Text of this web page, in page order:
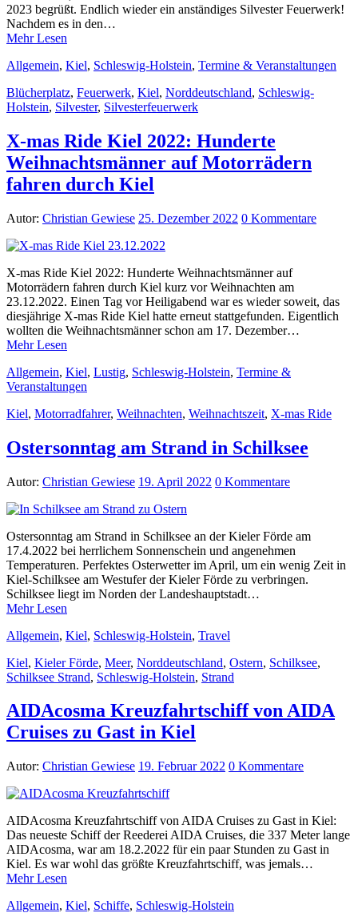
2023 begrüßt. Endlich wieder ein anständiges Silvester Feuerwerk!
Nachdem es in den…
Mehr Lesen
Allgemein, Kiel, Schleswig-Holstein, Termine & Veranstaltungen
Blücherplatz, Feuerwerk, Kiel, Norddeutschland, Schleswig-
Holstein, Silvester, Silvesterfeuerwerk
X-mas Ride Kiel 2022: Hunderte
Weihnachtsmänner auf Motorrädern
fahren durch Kiel
Autor: Christian Gewiese 25. Dezember 2022 0 Kommentare
X-mas Ride Kiel 2022: Hunderte Weihnachtsmänner auf
Motorrädern fahren durch Kiel kurz vor Weihnachten am
23.12.2022. Einen Tag vor Heiligabend war es wieder soweit, das
diesjährige X-mas Ride Kiel hatte erneut stattgefunden. Eigentlich
wollten die Weihnachtsmänner schon am 17. Dezember…
Mehr Lesen
Allgemein, Kiel, Lustig, Schleswig-Holstein, Termine &
Veranstaltungen
Kiel, Motorradfahrer, Weihnachten, Weihnachtszeit, X-mas Ride
Ostersonntag am Strand in Schilksee
Autor: Christian Gewiese 19. April 2022 0 Kommentare
Ostersonntag am Strand in Schilksee an der Kieler Förde am
17.4.2022 bei herrlichem Sonnenschein und angenehmen
Temperaturen. Perfektes Osterwetter im April, um ein wenig Zeit in
Kiel-Schilksee am Westufer der Kieler Förde zu verbringen.
Schilksee liegt im Norden der Landeshauptstadt…
Mehr Lesen
Allgemein, Kiel, Schleswig-Holstein, Travel
Kiel, Kieler Förde, Meer, Norddeutschland, Ostern, Schilksee,
Schilksee Strand, Schleswig-Holstein, Strand
AIDAcosma Kreuzfahrtschiff von AIDA
Cruises zu Gast in Kiel
Autor: Christian Gewiese 19. Februar 2022 0 Kommentare
AIDAcosma Kreuzfahrtschiff von AIDA Cruises zu Gast in Kiel:
Das neueste Schiff der Reederei AIDA Cruises, die 337 Meter lange
AIDAcosma, war am 18.2.2022 für ein paar Stunden zu Gast in
Kiel. Es war wohl das größte Kreuzfahrtschiff, was jemals…
Mehr Lesen
Allgemein, Kiel, Schiffe, Schleswig-Holstein